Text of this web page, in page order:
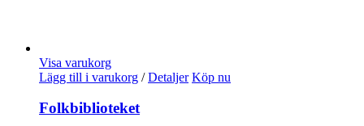
Visa varukorg
Lägg till i varukorg / Detaljer Köp nu
Folkbiblioteket